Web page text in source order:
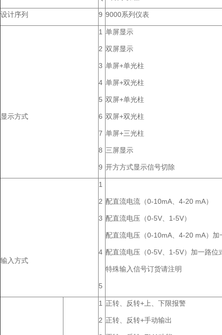
设计序列 9 9000系列仪表
显示方式
1
2
3
4
5
6
7
8
9
单屏显示
双屏显示
单屏+单光柱
单屏+双光柱
双屏+单光柱
双屏+双光柱
单屏+三光柱
三屏显示
开方方式显示信号切除
输入方式
1
2
3
4
5
配直流电流（0-10mA、4-20 mA）
配直流电压（0-5V、1-5V）
配直流电压（0-10mA、4-20 mA）加
配直流电压（0-5V、1-5V）加一路位
特殊输入信号订货请注明
1
2
正转、反转+上、下限报警
正转、反转+手动输出